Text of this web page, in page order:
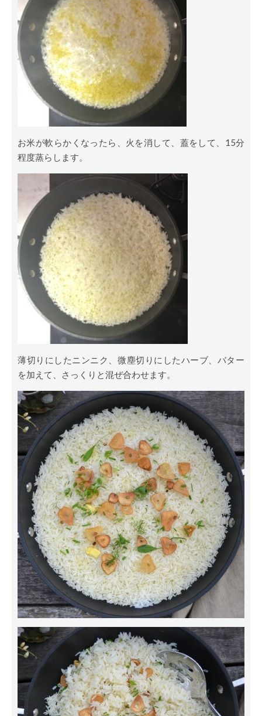
お米が軟らかくなったら、火を消して、蓋をして、15分
程度蒸らします。
薄切りにしたニンニク、微塵切りにしたハーブ、バター
を加えて、さっくりと混ぜ合わせます。